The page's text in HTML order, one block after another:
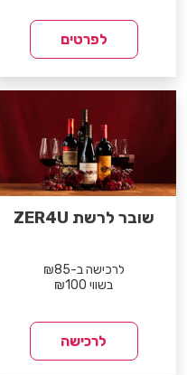
לפרטים
שובר לרשת ZER4U
לרכישה ב-₪85
בשווי ₪100
לרכישה